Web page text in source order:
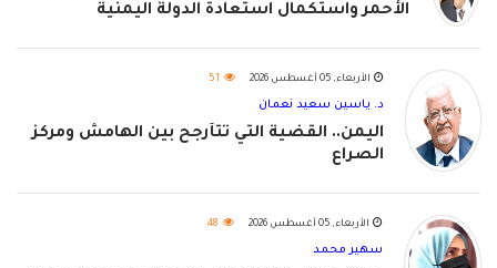
الأحمر واستكمال استعادة الدولة اليمنية
الأربعاء, 05 أغسطس 2026 51
د. ياسين سعيد نعمان
اليمن.. القضية التي تتأرجح بين الهامش ومركز
الصراع
الأربعاء, 05 أغسطس 2026 48
سهير محمد